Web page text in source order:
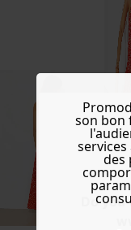
Do
son bon
des